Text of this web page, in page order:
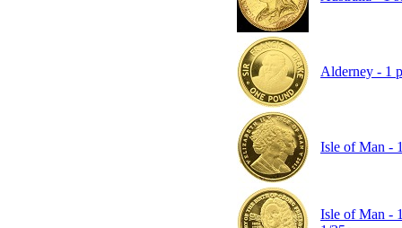
Alderney - 1
Isle of Man -
Isle of Man -